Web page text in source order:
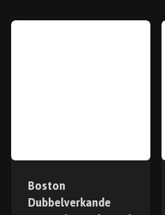
Boston
Dubbelverkande